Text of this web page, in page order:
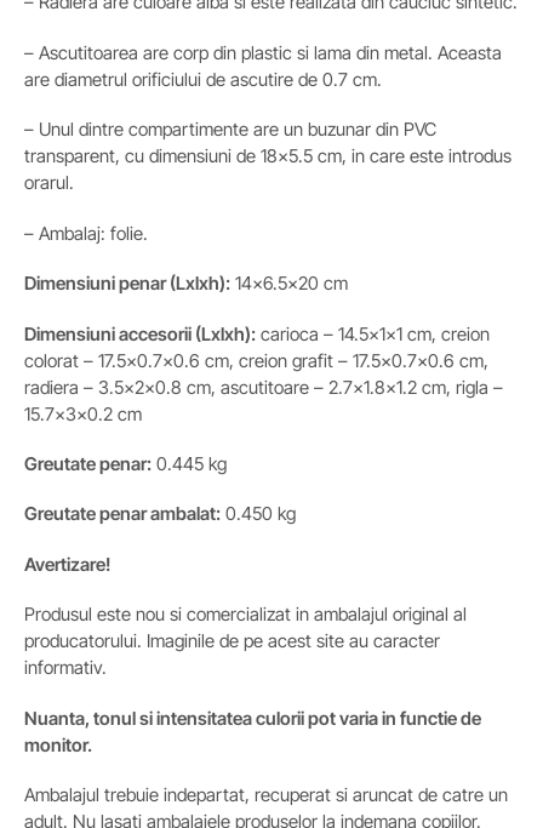
– Ascutitoarea are corp din plastic si lama din metal. Aceasta
are diametrul orificiului de ascutire de 0.7 cm.
– Unul dintre compartimente are un buzunar din PVC
transparent, cu dimensiuni de 18×5.5 cm, in care este introdus
orarul.
– Ambalaj: folie.
Dimensiuni penar (Lxlxh): 14×6.5×20 cm
Dimensiuni accesorii (Lxlxh): carioca – 14.5x1x1 cm, creion
colorat – 17.5×0.7×0.6 cm, creion grafit – 17.5×0.7×0.6 cm,
radiera – 3.5x2x0.8 cm, ascutitoare – 2.7×1.8×1.2 cm, rigla –
15.7x3x0.2 cm
Greutate penar: 0.445 kg
Greutate penar ambalat: 0.450 kg
Avertizare!
Produsul este nou si comercializat in ambalajul original al
producatorului. Imaginile de pe acest site au caracter
informativ.
Nuanta, tonul si intensitatea culorii pot varia in functie de
monitor.
Ambalajul trebuie indepartat, recuperat si aruncat de catre un
adult. Nu lasati ambalajele produselor la indemana copiilor.